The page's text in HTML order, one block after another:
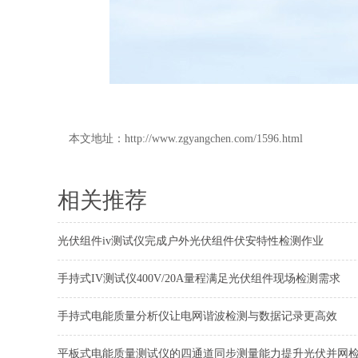
本文地址： http://www.zgyangchen.com/1596.html
相关推荐
光伏组件iv测试仪完成户外光伏组件伏安特性检测作业
手持式IV测试仪400V/20A量程满足光伏组件现场检测需求
手持式电能质量分析仪让电网谐波检测与数据记录更高效
平板式电能质量测试仪的四通道同步测量能力提升光伏并网